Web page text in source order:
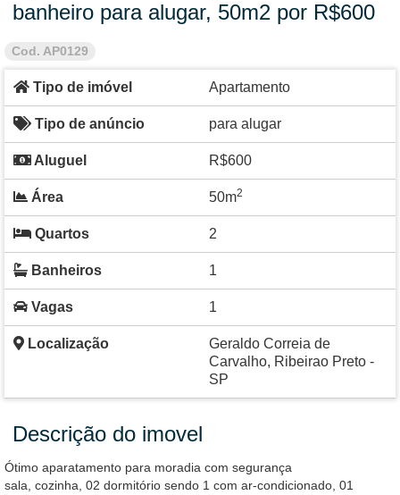
banheiro para alugar, 50m2 por R$600
Cod. AP0129
Tipo de imóvel Apartamento
Tipo de anúncio para alugar
Aluguel R$600
Área 50m2
Quartos 2
Banheiros 1
Vagas 1
Localização
Geraldo Correia de
Carvalho, Ribeirao Preto -
SP
Descrição do imovel
Ótimo aparatamento para moradia com segurança
sala, cozinha, 02 dormitório sendo 1 com ar-condicionado, 01